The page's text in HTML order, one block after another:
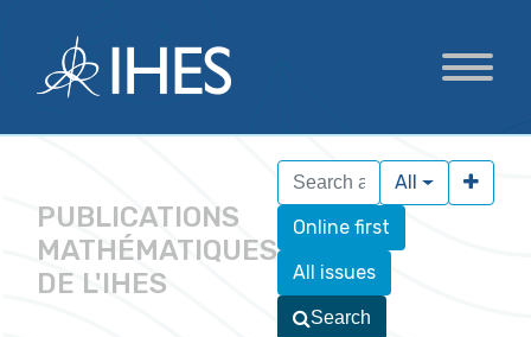
PUBLICATIONS
MATHÉMATIQUES
DE L'IHES
Online first
All issues
All
Search